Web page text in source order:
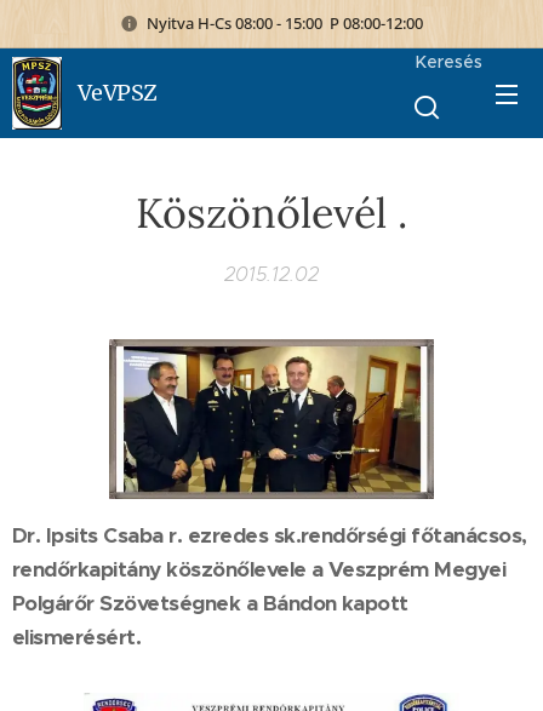
Nyitva H-Cs 08:00 - 15:00 P 08:00-12:00
VeVPSZ
Keresés
Köszönőlevél .
2015.12.02
Dr. Ipsits Csaba r. ezredes sk.rendőrségi főtanácsos,
rendőrkapitány köszönőlevele a Veszprém Megyei
Polgárőr Szövetségnek a Bándon kapott
elismerésért.